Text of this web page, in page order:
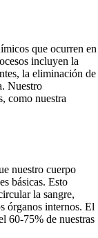
que ocurren en
incluyen la
la eliminación de
Nuestro
como nuestra
nuestro cuerpo
básicas. Esto
la sangre,
órganos internos. El
60-75% de nuestras